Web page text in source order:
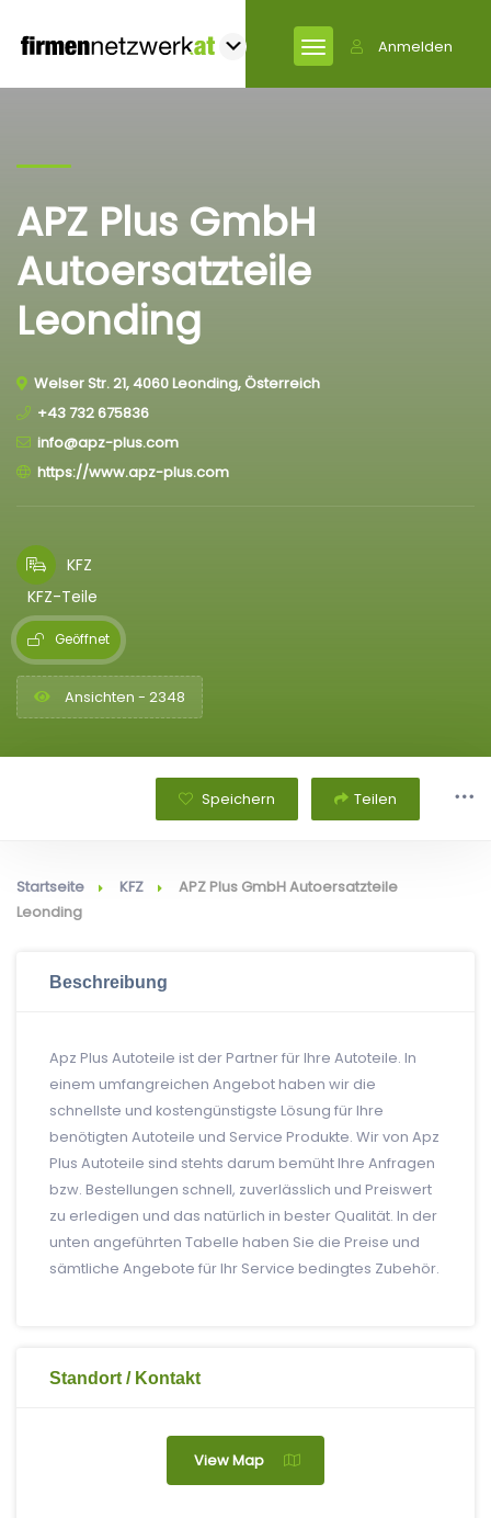
Anmelden
APZ Plus GmbH
Autoersatzteile
Leonding
Welser Str. 21, 4060 Leonding, Österreich
+43 732 675836
info@apz-plus.com
https://www.apz-plus.com
KFZ
KFZ-Teile
Geöffnet
Ansichten - 2348
Speichern Teilen
Startseite KFZ
APZ Plus GmbH Autoersatzteile
Leonding
Beschreibung
Apz Plus Autoteile ist der Partner für Ihre Autoteile. In
einem umfangreichen Angebot haben wir die
schnellste und kostengünstigste Lösung für Ihre
benötigten Autoteile und Service Produkte. Wir von Apz
Plus Autoteile sind stehts darum bemüht Ihre Anfragen
bzw. Bestellungen schnell, zuverlässlich und Preiswert
zu erledigen und das natürlich in bester Qualität. In der
unten angeführten Tabelle haben Sie die Preise und
sämtliche Angebote für Ihr Service bedingtes Zubehör.
Standort / Kontakt
View Map